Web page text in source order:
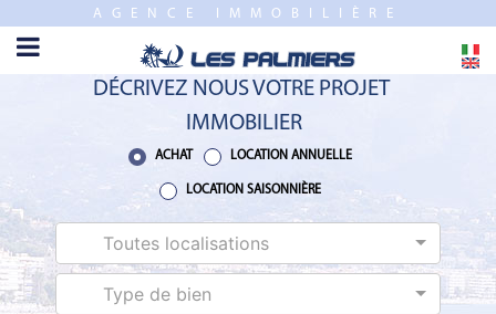
AGENCE IMMOBILIÈRE
ACCUEIL
ESTIMATION
LOCATION
DÉCRIVEZ NOUS VOTRE PROJET
IMMOBILIER
ACHAT LOCATION ANNUELLE
LOCATION SAISONNIÈRE
Toutes localisations
Type de bien